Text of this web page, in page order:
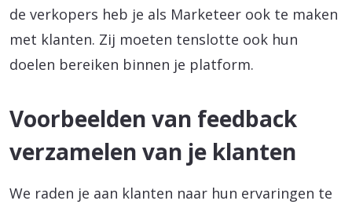
de verkopers heb je als Marketeer ook te maken
met klanten. Zij moeten tenslotte ook hun
doelen bereiken binnen je platform.
Voorbeelden van feedback
verzamelen van je klanten
We raden je aan klanten naar hun ervaringen te